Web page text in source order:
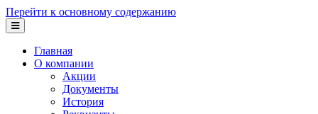
Перейти к основному содержанию
Главная
О компании
Акции
Документы
История